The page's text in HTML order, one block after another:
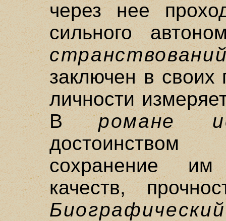
через нее
сильного
заключен в своих
личности
Вромане
сохранение им
качеств,